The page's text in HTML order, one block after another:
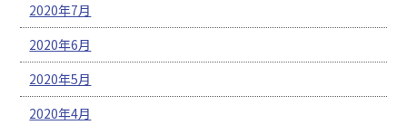
2020年7月
2020年6月
2020年5月
2020年4月